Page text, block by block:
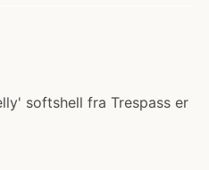
softshell fra Trespass er